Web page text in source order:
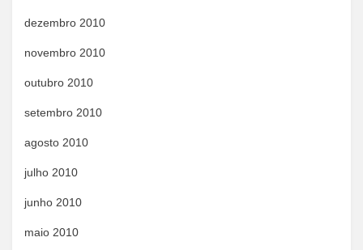
dezembro 2010
novembro 2010
outubro 2010
setembro 2010
agosto 2010
julho 2010
junho 2010
maio 2010